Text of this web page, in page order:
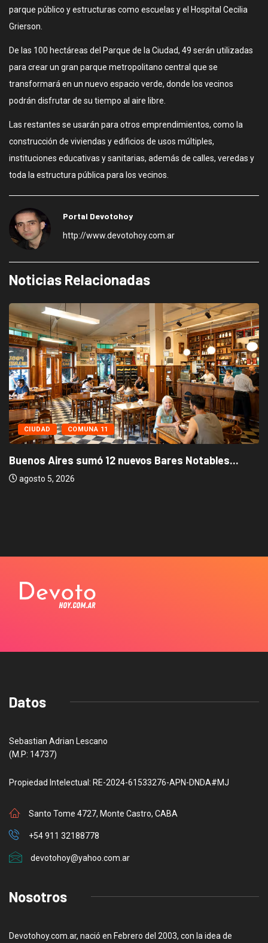
parque público y estructuras como escuelas y el Hospital Cecilia
Grierson.
De las 100 hectáreas del Parque de la Ciudad, 49 serán utilizadas
para crear un gran parque metropolitano central que se
transformará en un nuevo espacio verde, donde los vecinos
podrán disfrutar de su tiempo al aire libre.
Las restantes se usarán para otros emprendimientos, como la
construcción de viviendas y edificios de usos múltiples,
instituciones educativas y sanitarias, además de calles, veredas y
toda la estructura pública para los vecinos.
Portal Devotohoy
http://www.devotohoy.com.ar
Noticias Relacionadas
CIUDAD COMUNA 11
Buenos Aires sumó 12 nuevos Bares Notables...
agosto 5, 2026
Datos
Sebastian Adrian Lescano
(M.P: 14737)
Propiedad Intelectual: RE-2024-61533276-APN-DNDA#MJ
Santo Tome 4727, Monte Castro, CABA
+54 911 32188778
devotohoy@yahoo.com.ar
Nosotros
Devotohoy.com.ar, nació en Febrero del 2003, con la idea de